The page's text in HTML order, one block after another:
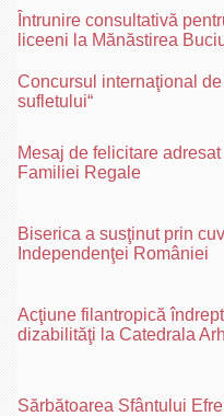
Întrunire consultativă
liceeni la Mănăstirea
Concursul internaţional
sufletului“
Mesaj de felicitare
Familiei Regale
Biserica a susţinut prin
Independenţei României
Acţiune filantropică
dizabilităţi la Catedrala
Sărbătoarea Sfântului